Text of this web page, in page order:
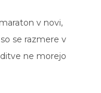
v novi,
se razmere v
ne morejo